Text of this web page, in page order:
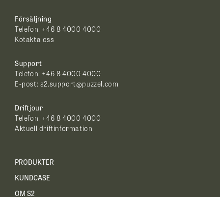
Försäljning
Telefon: +46 8 4000 4000
Kotakta oss
Support
Telefon: +46 8 4000 4000
E-post: s2.support@puzzel.com
Driftjour
Telefon: +46 8 4000 4000
Aktuell driftinformation
PRODUKTER
KUNDCASE
OM S2